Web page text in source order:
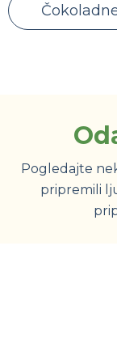
Pogledajte
pripremili